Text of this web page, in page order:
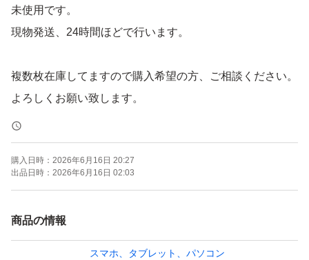
未使用です。
現物発送、24時間ほどで行います。
複数枚在庫してますので購入希望の方、ご相談ください。
よろしくお願い致します。
購入日時： 2026年6月16日 20:27
出品日時： 2026年6月16日 02:03
商品の情報
スマホ、タブレット、パソコン